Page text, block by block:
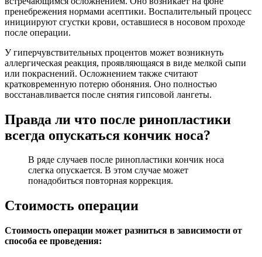
пренебрежения нормами асептики. Воспалительный процесс
инициируют сгустки крови, оставшиеся в носовом проходе
после операции.
У гиперчувствительных процентов может возникнуть
аллергическая реакция, проявляющаяся в виде мелкой сыпи
или покраснений. Осложнением также считают
кратковременную потерю обоняния. Оно полностью
восстанавливается после снятия гипсовой лангеты.
Правда ли что после ринопластики
всегда опускаться кончик носа?
В ряде случаев после ринопластики кончик носа
слегка опускается. В этом случае может
понадобиться повторная коррекция.
Стоимость операции
Стоимость операции может разниться в зависимости от
способа ее проведения: